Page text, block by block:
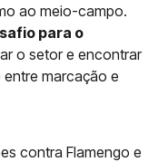
ao meio-campo.
para o
o setor e encontrar
entre marcação e
contra Flamengo e